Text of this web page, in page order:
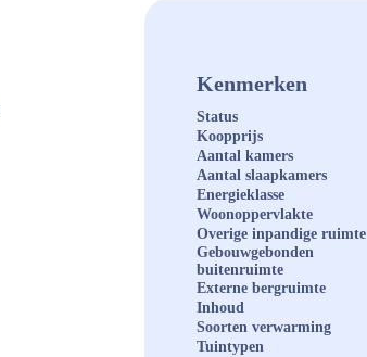
Kenmerken
Status
Koopprijs
Aantal kamers
Aantal slaapkamers
Energieklasse
Woonoppervlakte
Overige inpandige ruimte
Gebouwgebonden
buitenruimte
Externe bergruimte
Inhoud
Soorten verwarming
Tuintypen